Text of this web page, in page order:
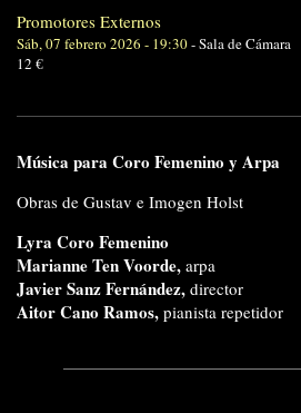
Promotores Externos
Sáb, 07 febrero 2026 - 19:30-Sala de Cámara
12 €
Música para Coro Femenino y Arpa
Obras de Gustav e Imogen Holst
Lyra Coro Femenino
Marianne Ten Voorde, arpa
Javier Sanz Fernández, director
Aitor Cano Ramos, pianista repetidor